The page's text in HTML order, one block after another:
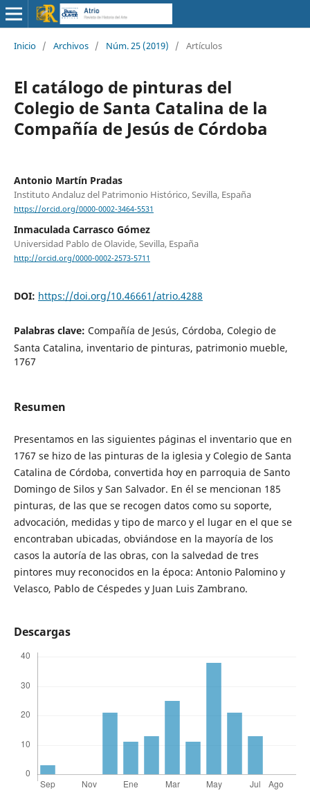
Inicio / Archivos / Núm. 25 (2019) / Artículos
El catálogo de pinturas del
Colegio de Santa Catalina de la
Compañía de Jesús de Córdoba
Antonio Martín Pradas
Instituto Andaluz del Patrimonio Histórico, Sevilla, España
https://orcid.org/0000-0002-3464-5531
Inmaculada Carrasco Gómez
Universidad Pablo de Olavide, Sevilla, España
http://orcid.org/0000-0002-2573-5711
DOI: https://doi.org/10.46661/atrio.4288
Palabras clave: Compañía de Jesús, Córdoba, Colegio de
Santa Catalina, inventario de pinturas, patrimonio mueble,
1767
Resumen
Presentamos en las siguientes páginas el inventario que en
1767 se hizo de las pinturas de la iglesia y Colegio de Santa
Catalina de Córdoba, convertida hoy en parroquia de Santo
Domingo de Silos y San Salvador. En él se mencionan 185
pinturas, de las que se recogen datos como su soporte,
advocación, medidas y tipo de marco y el lugar en el que se
encontraban ubicadas, obviándose en la mayoría de los
casos la autoría de las obras, con la salvedad de tres
pintores muy reconocidos en la época: Antonio Palomino y
Velasco, Pablo de Céspedes y Juan Luis Zambrano.
Descargas